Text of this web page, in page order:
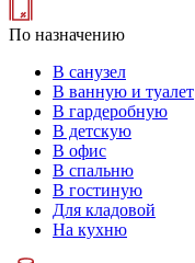
По назначению
В санузел
В ванную и туалет
В гардеробную
В детскую
В офис
В спальню
В гостиную
Для кладовой
На кухню